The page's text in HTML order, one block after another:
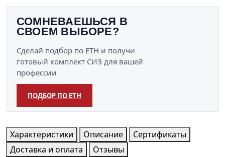
СОМНЕВАЕШЬСЯ В
СВОЕМ ВЫБОРЕ?
Сделай подбор по ЕТН и получи
готовый комплект СИЗ для вашей
профессии
ПОДБОР ПО ЕТН
Характеристики Описание
Сертификаты
Доставка и оплата
Отзывы